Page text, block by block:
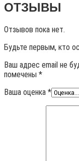
ОТЗЫВЫ
Отзывов пока нет.
Будьте первым, кто
Ваш адрес email не
помечены *
Ваша оценка *